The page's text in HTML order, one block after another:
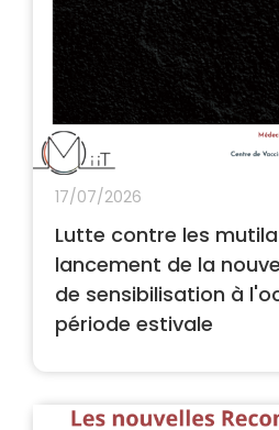
17/07/2026
Lutte contre les
lancement de la
de sensibilisation à
période estivale